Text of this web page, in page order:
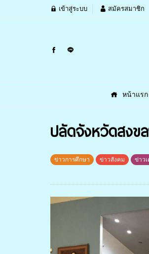
เข้าสู่ระบบ สมัครสมาชิก
หน้าแรก
ปลัดจังหวัดสงข
ข่าวการศึกษา ข่าวสังคม ข่าว